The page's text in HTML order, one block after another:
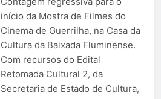
início da Mostra de Filmes do
Cinema de Guerrilha, na Casa da
Cultura da Baixada Fluminense.
Com recursos do Edital
Retomada Cultural 2, da
Secretaria de Estado de Cultura,